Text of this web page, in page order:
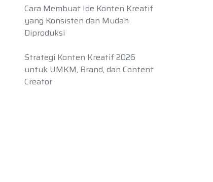
Cara Membuat Ide Konten Kreatif
yang Konsisten dan Mudah
Diproduksi
Strategi Konten Kreatif 2026
untuk UMKM, Brand, dan Content
Creator